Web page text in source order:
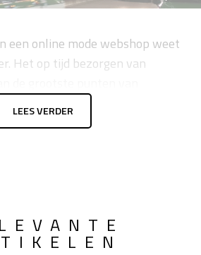
een online mode webshop weet
Het op tijd bezorgen van
centrum. Daarom is het
kijken naar een partij die de
aangeboden als het gaat om de
Maar er zijn nog veel meer
LEES VERDER